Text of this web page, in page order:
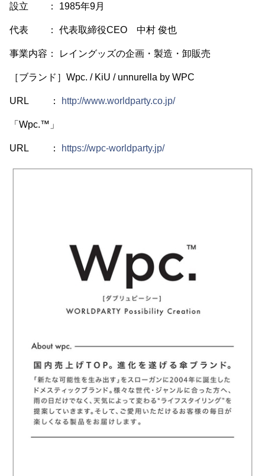
設立 ： 1985年9月
代表 ： 代表取締役CEO 中村 俊也
事業内容： レイングッズの企画・製造・卸販売
［ブランド］Wpc. / KiU / unnurella by WPC
URL ： http://www.worldparty.co.jp/
「Wpc.™」
URL ： https://wpc-worldparty.jp/